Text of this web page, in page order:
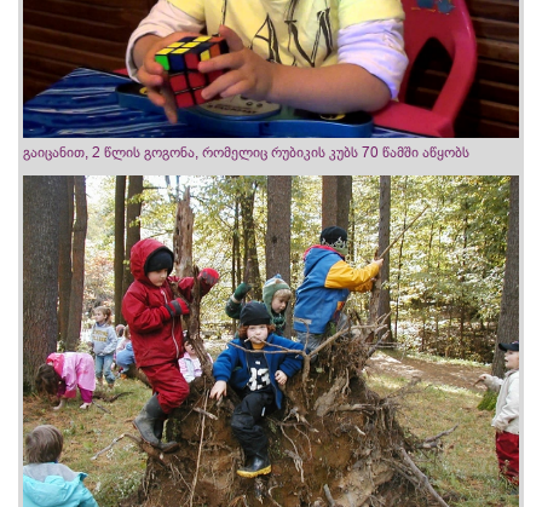
გაიცანით, 2 წლის გოგონა, რომელიც რუბიკის კუბს 70 წამში აწყობს